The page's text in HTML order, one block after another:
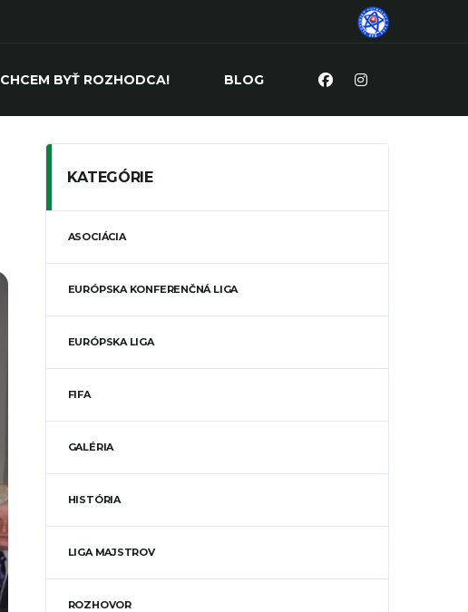
CHCEM BYŤ ROZHODCA! BLOG
KATEGÓRIE
ASOCIÁCIA
EURÓPSKA KONFERENČNÁ LIGA
EURÓPSKA LIGA
FIFA
GALÉRIA
HISTÓRIA
LIGA MAJSTROV
ROZHOVOR